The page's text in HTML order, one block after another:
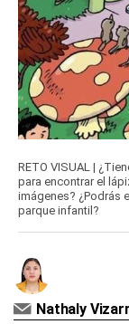
RETO VISUAL |
para encontrar el
imágenes? ¿Podrás
parque infantil?
Nathaly